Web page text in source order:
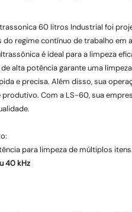
60 litros Industrial foi
do regime contínuo de trabalho
é ideal para a limpeza
alta potência garante uma
e precisa. Além disso, sua
produtivo. Com a LS-60, sua
para limpeza de múltiplos itens.
40 kHz